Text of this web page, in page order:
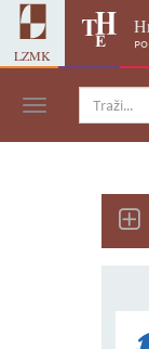
LZMK
Navigacija